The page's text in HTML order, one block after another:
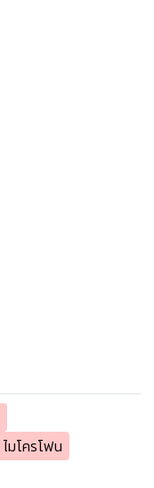
ไมโครโฟน